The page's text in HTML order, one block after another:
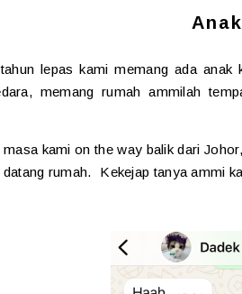
lepas kami memang ada
memang rumah ammilah
masa kami on the way balik dari
datang rumah. Kekejap tanya ammi